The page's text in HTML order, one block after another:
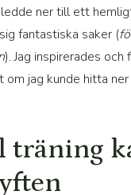
ner till ett
fantastiska saker (
). Jag inspirerades
jag kunde hitta ner
träning